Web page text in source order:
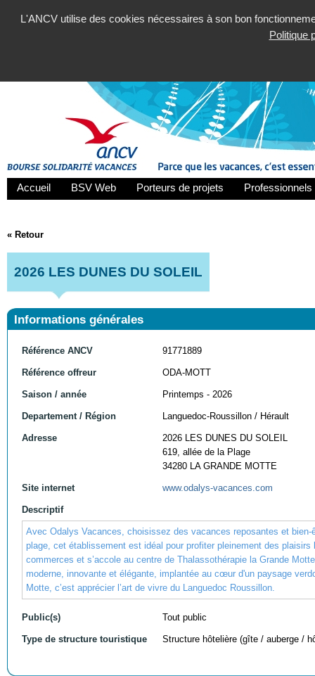
L'ANCV utilise des cookies nécessaires à son bon
Politique
Accueil BSV Web Porteurs de projets
« Retour
2026 LES DUNES DU SOLEIL
Informations générales
Référence ANCV 91771889
Référence offreur ODA-MOTT
Saison / année Printemps - 2026
Departement / Région Languedoc-Roussillon / Hérault
Adresse
2026 LES DUNES DU SOLEIL
619, allée de la Plage
34280 LA GRANDE MOTTE
Site internet www.odalys-vacances.com
Descriptif
Avec Odalys Vacances, choisissez des vacances reposantes et
plage, cet établissement est idéal pour profiter pleinement des
commerces et s’accole au centre de Thalassothérapie la Grande
moderne, innovante et élégante, implantée au cœur d'un paysage
Motte, c’est apprécier l’art de vivre du Languedoc Roussillon.
Public(s) Tout public
Type de structure touristique Structure hôtelière (gîte / auberge /